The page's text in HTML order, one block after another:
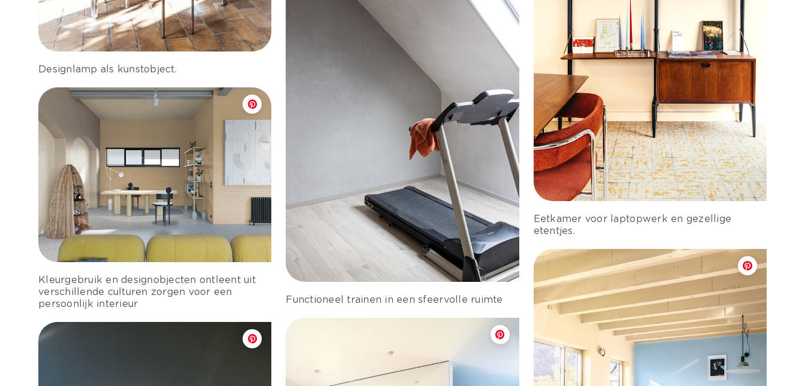
Designlamp als kunstobject.
Kleurgebruik en designobjecten ontleent uit
verschillende culturen zorgen voor een
persoonlijk interieur
Functioneel trainen in een sfeervolle ruimte
Eetkamer voor laptopwerk en gezellige
etentjes.